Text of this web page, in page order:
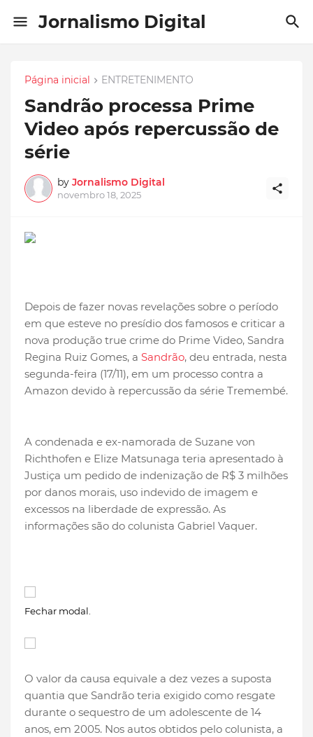
Jornalismo Digital
Página inicial ENTRETENIMENTO
Sandrão processa Prime
Video após repercussão de
série
by Jornalismo Digital
novembro 18, 2025
Depois de fazer novas revelações sobre o período
em que esteve no presídio dos famosos e criticar a
nova produção true crime do Prime Video, Sandra
Regina Ruiz Gomes, a Sandrão, deu entrada, nesta
segunda-feira (17/11), em um processo contra a
Amazon devido à repercussão da série Tremembé.
A condenada e ex-namorada de Suzane von
Richthofen e Elize Matsunaga teria apresentado à
Justiça um pedido de indenização de R$ 3 milhões
por danos morais, uso indevido de imagem e
excessos na liberdade de expressão. As
informações são do colunista Gabriel Vaquer.
Fechar modal.
O valor da causa equivale a dez vezes a suposta
quantia que Sandrão teria exigido como resgate
durante o sequestro de um adolescente de 14
anos, em 2005. Nos autos obtidos pelo colunista, a